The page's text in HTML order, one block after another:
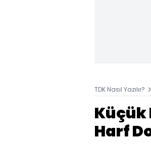
TDK Nasıl Yazılır?
Küçük
Harf